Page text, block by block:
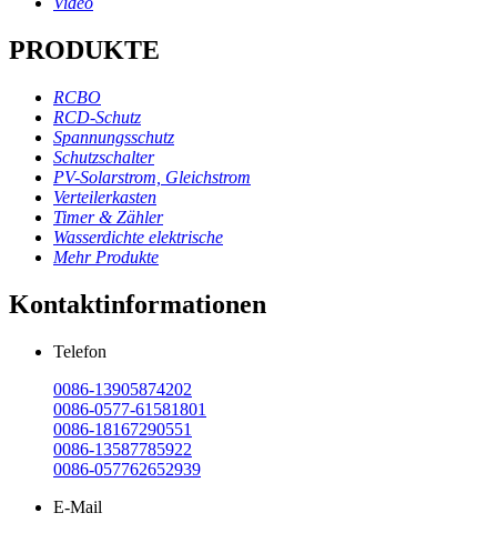
PRODUKTE
RCBO
RCD-Schutz
Spannungsschutz
Schutzschalter
PV-Solarstrom, Gleichstrom
Verteilerkasten
Timer & Zähler
Wasserdichte elektrische
Mehr Produkte
Kontaktinformationen
Telefon
0086-13905874202
0086-0577-61581801
0086-18167290551
0086-13587785922
0086-057762652939
E-Mail